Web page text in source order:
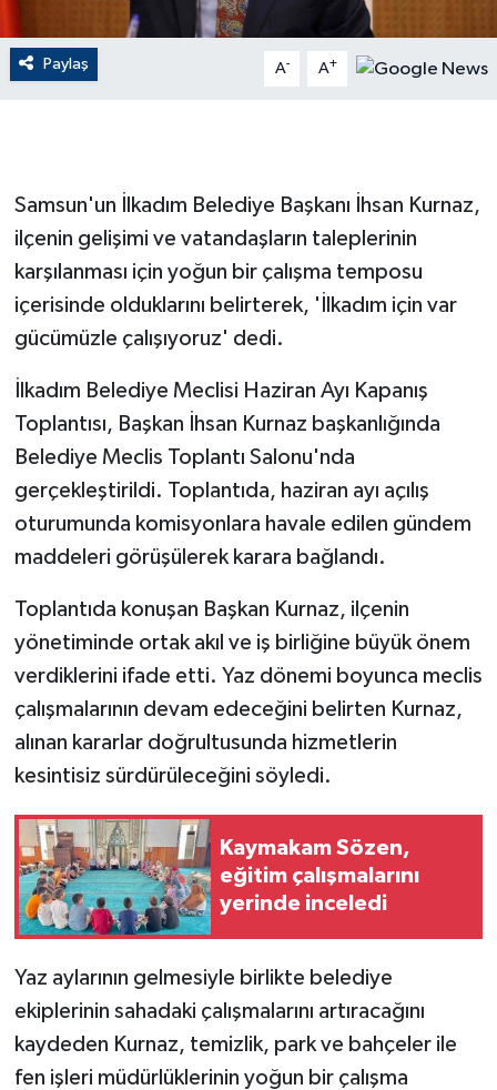
Paylaş A- A+
Samsun'un İlkadım Belediye Başkanı İhsan Kurnaz,
ilçenin gelişimi ve vatandaşların taleplerinin
karşılanması için yoğun bir çalışma temposu
içerisinde olduklarını belirterek, 'İlkadım için var
gücümüzle çalışıyoruz' dedi.
İlkadım Belediye Meclisi Haziran Ayı Kapanış
Toplantısı, Başkan İhsan Kurnaz başkanlığında
Belediye Meclis Toplantı Salonu'nda
gerçekleştirildi. Toplantıda, haziran ayı açılış
oturumunda komisyonlara havale edilen gündem
maddeleri görüşülerek karara bağlandı.
Toplantıda konuşan Başkan Kurnaz, ilçenin
yönetiminde ortak akıl ve iş birliğine büyük önem
verdiklerini ifade etti. Yaz dönemi boyunca meclis
çalışmalarının devam edeceğini belirten Kurnaz,
alınan kararlar doğrultusunda hizmetlerin
kesintisiz sürdürüleceğini söyledi.
Kaymakam Sözen,
eğitim çalışmalarını
yerinde inceledi
Yaz aylarının gelmesiyle birlikte belediye
ekiplerinin sahadaki çalışmalarını artıracağını
kaydeden Kurnaz, temizlik, park ve bahçeler ile
fen işleri müdürlüklerinin yoğun bir çalışma
Finans
GENEL
GÜNDEM
HABERDE İNSAN
İNSAN
İş Dünyası
Jandarma
Kadın
KÜLTÜR SANAT
MAGAZİN
Otomobil
POLİTİKA
Sağlık
SPOR HABERLERİ